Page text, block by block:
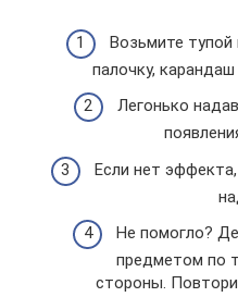
Возьмите
палочку,
Легонько
Если нет
Не помогло?
предметом по
стороны.